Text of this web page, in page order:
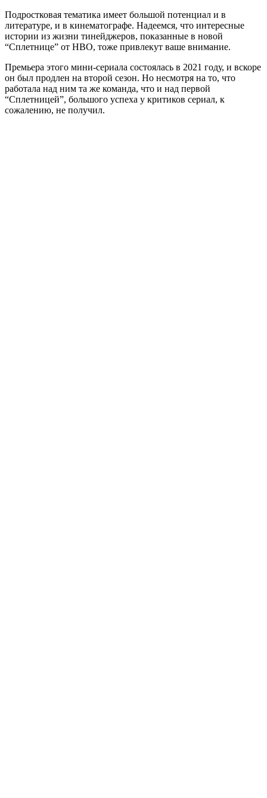
Подростковая тематика имеет большой потенциал и в
литературе, и в кинематографе. Надеемся, что интересные
истории из жизни тинейджеров, показанные в новой
“Сплетнице” от НВО, тоже привлекут ваше внимание.
Премьера этого мини-сериала состоялась в 2021 году, и вскоре
он был продлен на второй сезон. Но несмотря на то, что
работала над ним та же команда, что и над первой
“Сплетницей”, большого успеха у критиков сериал, к
сожалению, не получил.